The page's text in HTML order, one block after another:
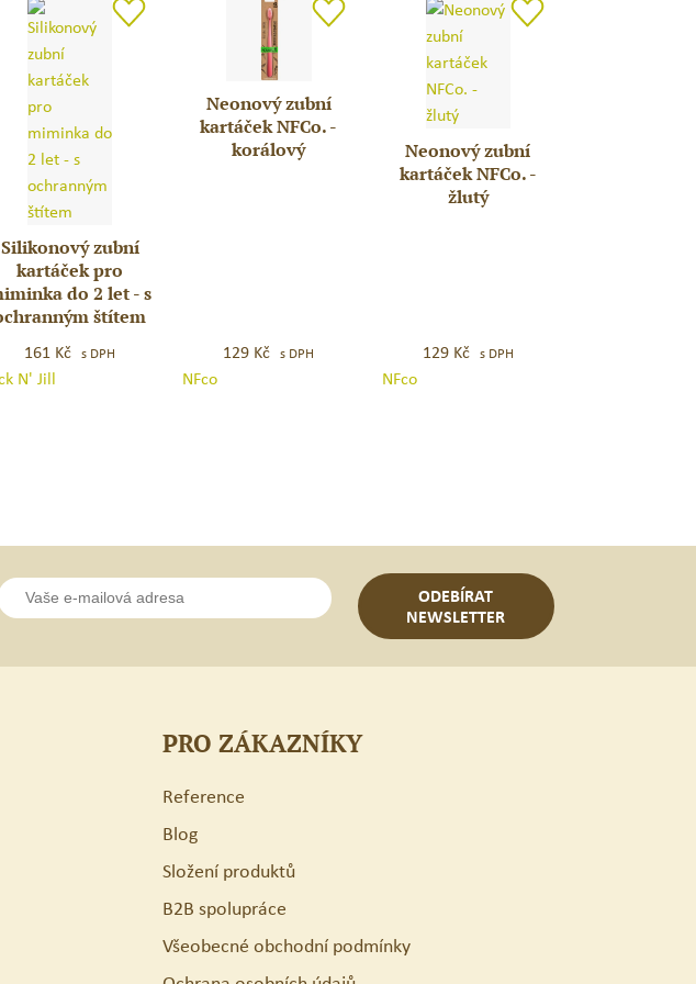
Silikonový zubní
kartáček pro
do 2 let - s
štítem
161 Kč s DPH
N' Jill
Neonový
zubní
kartáček
Neonový zubní
kartáček NFCo. -
korálový
129 Kč s DPH
NFco
Neonový
zubní
Neonový zubní
kartáček NFCo. -
žlutý
129 Kč s DPH
NFco
ODEBÍRAT
NEWSLETTER
PRO ZÁKAZNÍKY
Reference
Blog
Složení produktů
B2B spolupráce
Všeobecné obchodní podmínky